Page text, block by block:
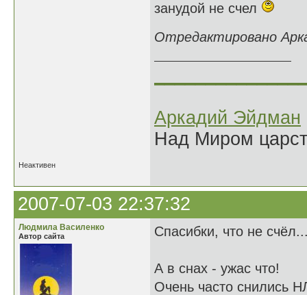
занудой не счел
Отредактировано
Аркадий Эйдман
Над Миром
Неактивен
2007-07-03 22:37:32
Людмила Василенко
Автор сайта Спасибки, что не
А в снах - ужас что!
Очень часто снились